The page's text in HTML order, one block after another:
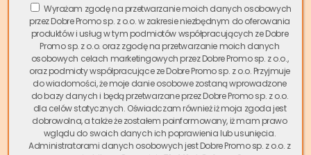
Naszskup mieszkań Kożuchówgwarantuje zakończenie
transakcji w zaledwie kilka dni, w przeciwieństwie do
tradycyjnej sprzedaży, która może trwać miesiącami.
Działamy na terenie całego miasta – od centrum po
wszystkie dzielnice mieszkalne. Oferujemy atrakcyjne ceny i
natychmiastową płatność gotówką, bez ukrytych kosztów
czy prowizji.
Jeśli zależy Ci na czasie i komforcie,szybka sprzedaż
mieszkania w Kożuchowieza pośrednictwem Skup.io to
Wyrażam zgodę na przetwarzanie moich danych osobowych
przez Dobre Promo sp. z o.o. w zakresie niezbędnym do oferowania
produktów i usług w tym podmiotów współpracujących ze Dobre
Promo sp. z o.o. oraz zgodę na przetwarzanie moich danych
osobowych celach marketingowych przez Dobre Promo sp. z o.o.,
oraz podmioty współpracujące ze Dobre Promo sp. z o.o. Przyjmuje
do wiadomości, że moje danie osobowe zostaną wprowadzone
do bazy danych i będą przetwarzane przez Dobre Promo sp. z o.o.
dla celów statycznych. Oświadczam również iż moja zgoda jest
dobrowolna, a także że zostałem poinformowany, iż mam prawo
wglądu do swoich danych ich poprawienia lub usunięcia.
Administratorami danych osobowych jest Dobre Promo sp. z o.o. z